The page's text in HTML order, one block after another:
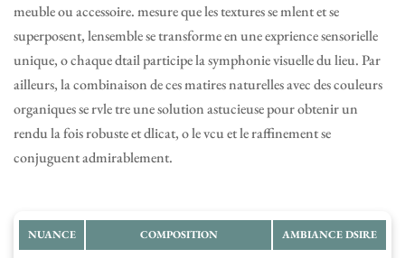
meuble ou accessoire. mesure que les textures se mlent et se
superposent, lensemble se transforme en une exprience sensorielle
unique, o chaque dtail participe la symphonie visuelle du lieu. Par
ailleurs, la combinaison de ces matires naturelles avec des couleurs
organiques se rvle tre une solution astucieuse pour obtenir un
rendu la fois robuste et dlicat, o le vcu et le raffinement se
conjuguent admirablement.
NUANCE COMPOSITION AMBIANCE DSIRE